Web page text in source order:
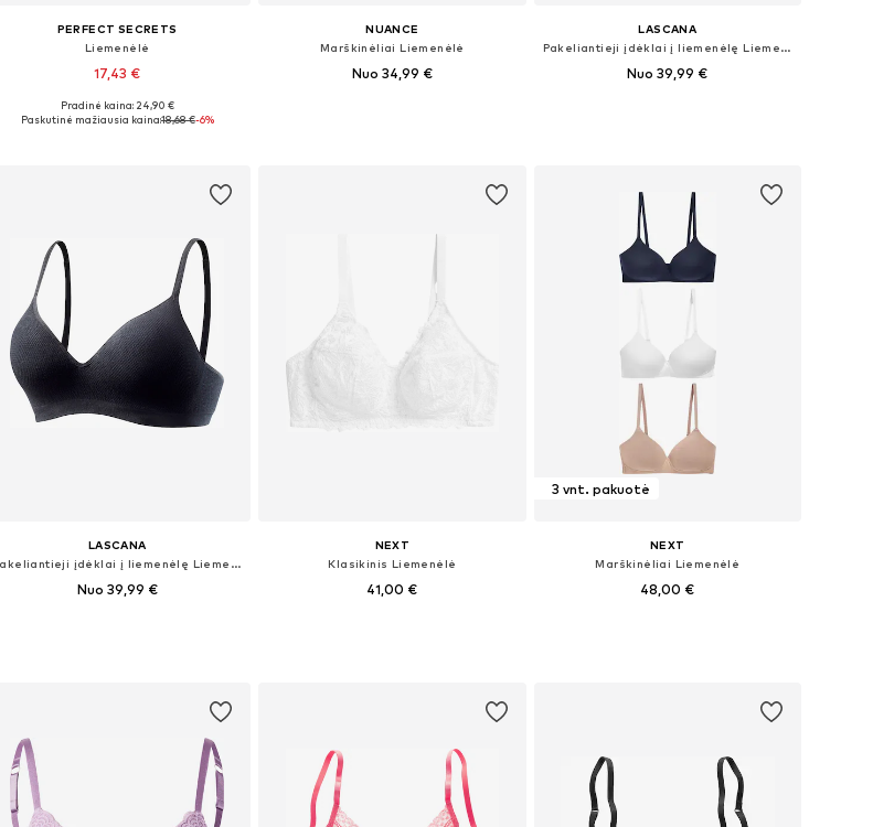
PERFECT SECRETS
Liemenėlė
17,43 €
Galimi dydžiai: 60-150
Pradinė kaina: 24,90 €
Paskutinė mažiausia kaina:18,68 €-6%
NUANCE
Marškinėliai Liemenėlė
Nuo 34,99 €
LASCANA
Pakeliantieji įdėklai į liemenėlę Liemenėlė
Nuo 39,99 €
LASCANA
Pakeliantieji įdėklai į liemenėlę Liemenėlė
Nuo 39,99 €
NEXT
Klasikinis Liemenėlė
41,00 €
3 vnt. pakuotė
NEXT
Marškinėliai Liemenėlė
48,00 €